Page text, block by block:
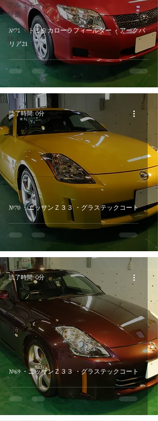
アルミモール
研磨
ペンキミスト
除去
№71 ・トヨタカローラフィールダー ・アークバ
リア21
№70 ・ニッサンＺ３３ ・グラステックコート
読了時間: 0分
№69 ・ニッサンＺ３３ ・グラステックコート
読了時間: 0分